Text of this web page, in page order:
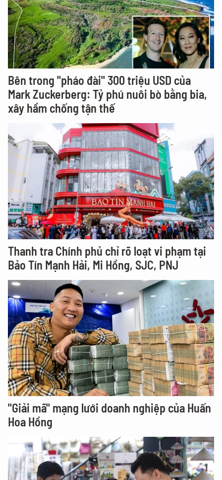
Bên trong "pháo đài" 300 triệu USD của
Mark Zuckerberg: Tỷ phú nuôi bò bằng bia,
xây hầm chống tận thế
Thanh tra Chính phủ chỉ rõ loạt vi phạm tại
Bảo Tín Mạnh Hải, Mi Hồng, SJC, PNJ
"Giải mã" mạng lưới doanh nghiệp của Huấn
Hoa Hồng